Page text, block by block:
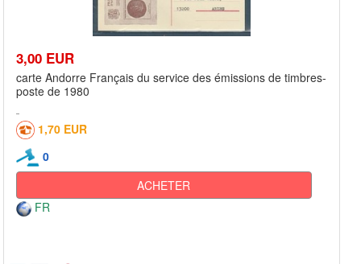
3,00 EUR
carte Andorre Français du service des émissions de timbres-
poste de 1980
1,70 EUR
0
ACHETER
FR